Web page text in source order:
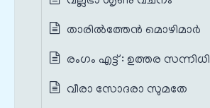
താരിൽത്തേൻ മൊഴിമാർ
രംഗം എട്ട് : ഉത്തര സന്നിധി
വീരാ സോദരാ സുമതേ